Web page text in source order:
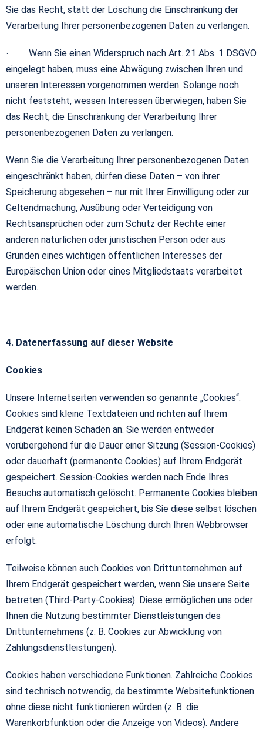
Sie das Recht, statt der Löschung die Einschränkung der
Verarbeitung Ihrer personenbezogenen Daten zu verlangen.
·
Wenn Sie einen Widerspruch nach Art. 21 Abs. 1 DSGVO
eingelegt haben, muss eine Abwägung zwischen Ihren und
unseren Interessen vorgenommen werden. Solange noch
nicht feststeht, wessen Interessen überwiegen, haben Sie
das Recht, die Einschränkung der Verarbeitung Ihrer
personenbezogenen Daten zu verlangen.
Wenn Sie die Verarbeitung Ihrer personenbezogenen Daten
eingeschränkt haben, dürfen diese Daten – von ihrer
Speicherung abgesehen – nur mit Ihrer Einwilligung oder zur
Geltendmachung, Ausübung oder Verteidigung von
Rechtsansprüchen oder zum Schutz der Rechte einer
anderen natürlichen oder juristischen Person oder aus
Gründen eines wichtigen öffentlichen Interesses der
Europäischen Union oder eines Mitgliedstaats verarbeitet
werden.
4. Datenerfassung auf dieser Website
Cookies
Unsere Internetseiten verwenden so genannte „Cookies“.
Cookies sind kleine Textdateien und richten auf Ihrem
Endgerät keinen Schaden an. Sie werden entweder
vorübergehend für die Dauer einer Sitzung (Session-Cookies)
oder dauerhaft (permanente Cookies) auf Ihrem Endgerät
gespeichert. Session-Cookies werden nach Ende Ihres
Besuchs automatisch gelöscht. Permanente Cookies bleiben
auf Ihrem Endgerät gespeichert, bis Sie diese selbst löschen
oder eine automatische Löschung durch Ihren Webbrowser
erfolgt.
Teilweise können auch Cookies von Drittunternehmen auf
Ihrem Endgerät gespeichert werden, wenn Sie unsere Seite
betreten (Third-Party-Cookies). Diese ermöglichen uns oder
Ihnen die Nutzung bestimmter Dienstleistungen des
Drittunternehmens (z. B. Cookies zur Abwicklung von
Zahlungsdienstleistungen).
Cookies haben verschiedene Funktionen. Zahlreiche Cookies
sind technisch notwendig, da bestimmte Websitefunktionen
ohne diese nicht funktionieren würden (z. B. die
Warenkorbfunktion oder die Anzeige von Videos). Andere